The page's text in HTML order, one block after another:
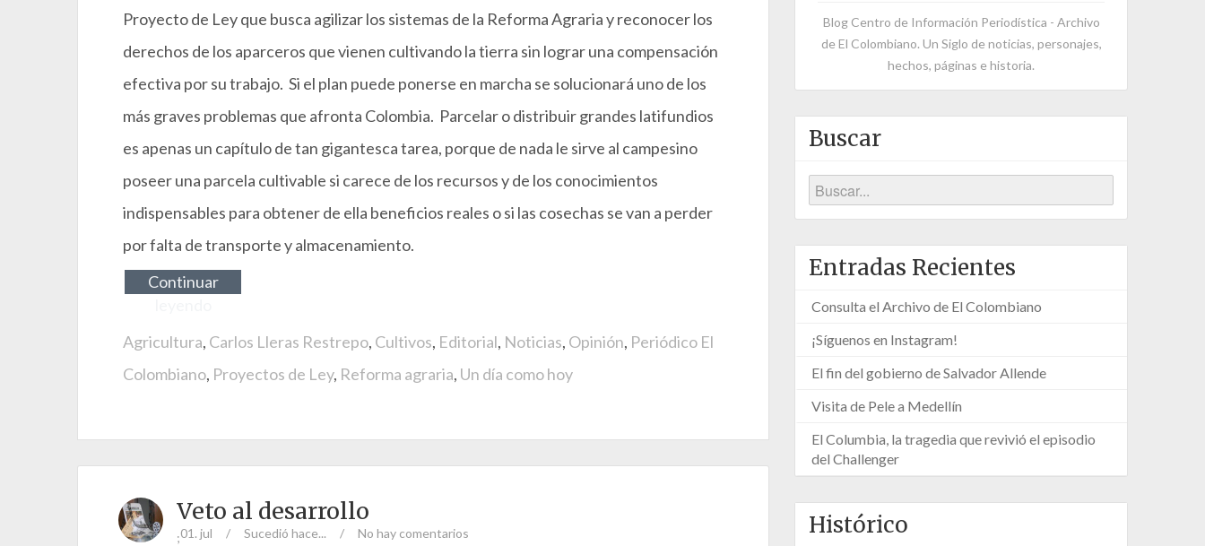
Proyecto de Ley que busca agilizar los sistemas de la Reforma Agraria y reconocer los
derechos de los aparceros que vienen cultivando la tierra sin lograr una compensación
efectiva por su trabajo. Si el plan puede ponerse en marcha se solucionará uno de los
más graves problemas que afronta Colombia. Parcelar o distribuir grandes latifundios
es apenas un capítulo de tan gigantesca tarea, porque de nada le sirve al campesino
poseer una parcela cultivable si carece de los recursos y de los conocimientos
indispensables para obtener de ella beneficios reales o si las cosechas se van a perder
por falta de transporte y almacenamiento.
Continuar
Agricultura, Carlos Lleras Restrepo, Cultivos, Editorial, Noticias, Opinión, Periódico El
Colombiano, Proyectos de Ley, Reforma agraria, Un día como hoy
Veto al desarrollo
;01. jul / Sucedió hace... / No hay comentarios
Blog Centro de Información Periodística - Archivo
de El Colombiano. Un Siglo de noticias, personajes,
hechos, páginas e historia.
Buscar
Entradas Recientes
Consulta el Archivo de El Colombiano
¡Síguenos en Instagram!
El fin del gobierno de Salvador Allende
Visita de Pele a Medellín
El Columbia, la tragedia que revivió el episodio
del Challenger
Histórico